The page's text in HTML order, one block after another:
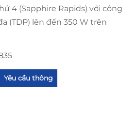
4 (Sapphire Rapids) với công
(TDP) lên đến 350 W trên
Yêu cầu thông